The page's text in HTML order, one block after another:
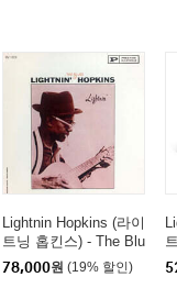
Lightnin Hopkins (라이
트닝 홉킨스) - The Blu
es of Lightnin' Hopkins
[LP]
78,000원 (19% 할인)